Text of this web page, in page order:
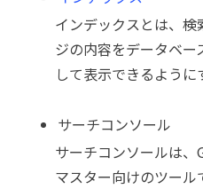
インデックスとは、
ジの内容をデータベー
して表示できるように
サーチコンソール
サーチコンソールは
マスター向けのツール